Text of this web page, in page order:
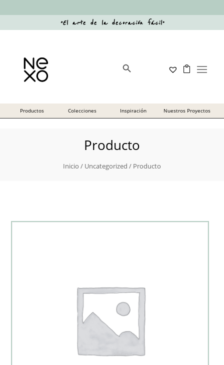
“El arte de la decoración fácil”
Producto
Inicio / Uncategorized / Producto